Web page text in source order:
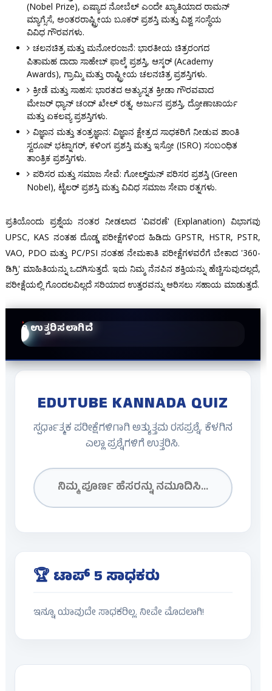
(Nobel Prize), ಏಷ್ಯಾದ ನೋಬೆಲ್ ಎಂದೇ ಖ್ಯಾತಿಯಾದ ರಾಮನ್
ಮ್ಯಾಗ್ಸೆಸೆ, ಅಂತರರಾಷ್ಟ್ರೀಯ ಬೂಕರ್ ಪ್ರಶಸ್ತಿ ಮತ್ತು ವಿಶ್ವ ಸಂಸ್ಥೆಯ
ವಿವಿಧ ಗೌರವಗಳು.
ಚಲನಚಿತ್ರ ಮತ್ತು ಮನೋರಂಜನೆ: ಭಾರತೀಯ ಚಿತ್ರರಂಗದ
ಪಿತಾಮಹ ದಾದಾ ಸಾಹೇಬ್ ಫಾಲ್ಕೆ ಪ್ರಶಸ್ತಿ, ಆಸ್ಕರ್ (Academy
Awards), ಗ್ರಾಮ್ಮಿ ಮತ್ತು ರಾಷ್ಟ್ರೀಯ ಚಲನಚಿತ್ರ ಪ್ರಶಸ್ತಿಗಳು.
ಕ್ರೀಡೆ ಮತ್ತು ಸಾಹಸ: ಭಾರತದ ಅತ್ಯುನ್ನತ ಕ್ರೀಡಾ ಗೌರವವಾದ
ಮೇಜರ್ ಧ್ಯಾನ್ ಚಂದ್ ಖೇಲ್ ರತ್ನ, ಅರ್ಜುನ ಪ್ರಶಸ್ತಿ, ದ್ರೋಣಾಚಾರ್ಯ
ಮತ್ತು ಏಕಲವ್ಯ ಪ್ರಶಸ್ತಿಗಳು.
ವಿಜ್ಞಾನ ಮತ್ತು ತಂತ್ರಜ್ಞಾನ: ವಿಜ್ಞಾನ ಕ್ಷೇತ್ರದ ಸಾಧಕರಿಗೆ ನೀಡುವ ಶಾಂತಿ
ಸ್ವರೂಪ್ ಭಟ್ನಾಗರ್, ಕಳಿಂಗ ಪ್ರಶಸ್ತಿ ಮತ್ತು ಇಸ್ರೋ (ISRO) ಸಂಬಂಧಿತ
ತಾಂತ್ರಿಕ ಪ್ರಶಸ್ತಿಗಳು.
ಪರಿಸರ ಮತ್ತು ಸಮಾಜ ಸೇವೆ: ಗೋಲ್ಡ್‌ಮನ್ ಪರಿಸರ ಪ್ರಶಸ್ತಿ (Green
Nobel), ಟೈಲರ್ ಪ್ರಶಸ್ತಿ ಮತ್ತು ವಿವಿಧ ಸಮಾಜ ಸೇವಾ ರತ್ನಗಳು.
ಪ್ರತಿಯೊಂದು ಪ್ರಶ್ನೆಯ ನಂತರ ನೀಡಲಾದ 'ವಿವರಣೆ' (Explanation) ವಿಭಾಗವು
UPSC, KAS ನಂತಹ ದೊಡ್ಡ ಪರೀಕ್ಷೆಗಳಿಂದ ಹಿಡಿದು GPSTR, HSTR, PSTR,
VAO, PDO ಮತ್ತು PC/PSI ನಂತಹ ನೇಮಕಾತಿ ಪರೀಕ್ಷೆಗಳವರೆಗೆ ಬೇಕಾದ '360-
ಡಿಗ್ರಿ' ಮಾಹಿತಿಯನ್ನು ಒದಗಿಸುತ್ತದೆ. ಇದು ನಿಮ್ಮ ನೆನಪಿನ ಶಕ್ತಿಯನ್ನು ಹೆಚ್ಚಿಸುವುದಲ್ಲದೆ,
ಪರೀಕ್ಷೆಯಲ್ಲಿ ಗೊಂದಲವಿಲ್ಲದೆ ಸರಿಯಾದ ಉತ್ತರವನ್ನು ಆರಿಸಲು ಸಹಾಯ ಮಾಡುತ್ತದೆ.
0 ಉತ್ತರಿಸಲಾಗಿದೆ
EDUTUBE KANNADA QUIZ
ಸ್ಪರ್ಧಾತ್ಮಕ ಪರೀಕ್ಷೆಗಳಿಗಾಗಿ ಅತ್ಯುತ್ತಮ ರಸಪ್ರಶ್ನೆ. ಕೆಳಗಿನ
ಎಲ್ಲಾ ಪ್ರಶ್ನೆಗಳಿಗೆ ಉತ್ತರಿಸಿ.
🏆 ಟಾಪ್ 5 ಸಾಧಕರು
ಇನ್ನೂ ಯಾವುದೇ ಸಾಧಕರಿಲ್ಲ. ನೀವೇ ಮೊದಲಾಗಿ!